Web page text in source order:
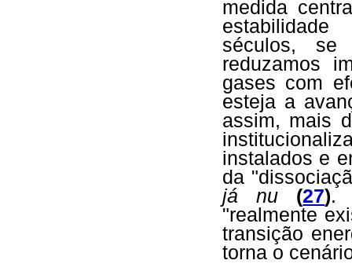
medida
séculos,
reduzamos
gases com
esteja a
assim, mais
instalados e
da
já nu
(27).
"realmente
transição
torna o